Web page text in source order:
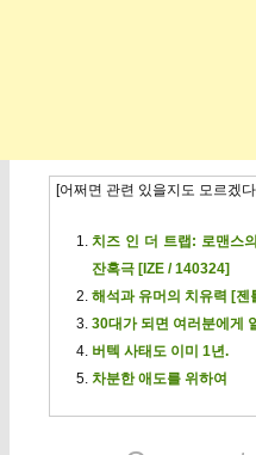
[어쩌면 관련 있을지도 모르겠
치즈 인 더 트랩: 로맨스
잔혹극 [IZE / 140324]
해석과 유머의 치유력 [
30대가 되면 여러분에게
버텍 사태도 이미 1년.
차분한 애도를 위하여